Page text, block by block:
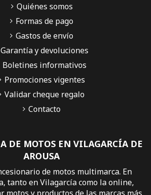
DE MOTOS EN VILAGARCÍA DE
AROUSA
de motos multimarca. En
tanto en Vilagarcía como la online,
Quiénes somos
Formas de pago
Gastos de envío
Garantía y devoluciones
Boletines informativos
Promociones vigentes
Validar cheque regalo
Contacto